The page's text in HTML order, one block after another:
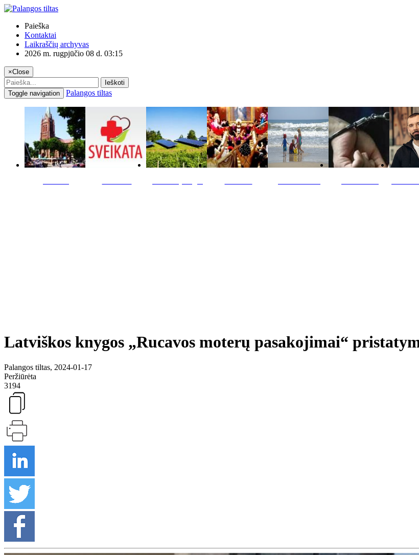
Paieška
Kontaktai
Laikraščių archyvas
2026 m. rugpjūčio 08 d. 03:15
×Close
Ieškoti
Toggle navigation
Palangos tiltas
Latviškos knygos „Rucavos moterų pasakojimai“
Palangos tiltas, 2024-01-17
Peržiūrėta
3194